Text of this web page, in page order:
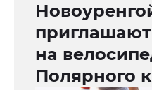
приглашают
на
Полярного